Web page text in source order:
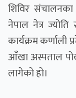
शिविर
नेपाल नेत्र
कार्यक्रम
आँखा अस्पताल
लागेकाे हाे।